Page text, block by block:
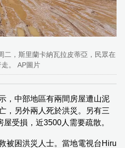
二，斯里蘭卡納瓦拉皮蒂亞，民眾在
。 AP圖片
，中部地區有兩間房屋遭山泥
，另外兩人死於洪災。另有三
受損，近3500人需要疏散。
被困洪災人士。當地電視台Hiru